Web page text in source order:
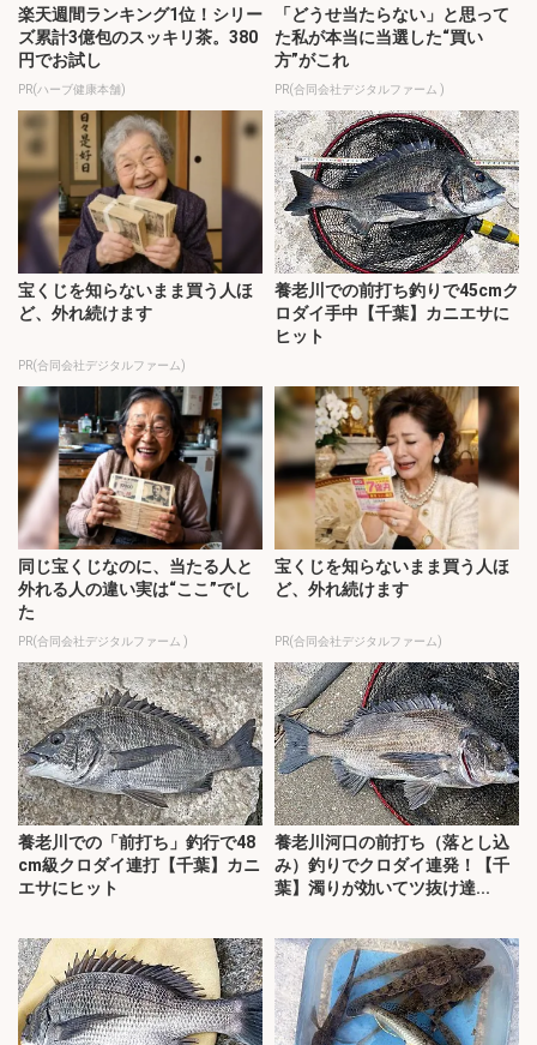
楽天週間ランキング1位！シリー
ズ累計3億包のスッキリ茶。380
円でお試し
PR(ハーブ健康本舗)
「どうせ当たらない」と思って
た私が本当に当選した“買い
方”がこれ
PR(合同会社デジタルファーム )
宝くじを知らないまま買う人ほ
ど、外れ続けます
PR(合同会社デジタルファーム)
養老川での前打ち釣りで45cmク
ロダイ手中【千葉】カニエサに
ヒット
同じ宝くじなのに、当たる人と
外れる人の違い実は“ここ”でし
た
PR(合同会社デジタルファーム )
宝くじを知らないまま買う人ほ
ど、外れ続けます
PR(合同会社デジタルファーム)
養老川での「前打ち」釣行で48
cm級クロダイ連打【千葉】カニ
エサにヒット
養老川河口の前打ち（落とし込
み）釣りでクロダイ連発！【千
葉】濁りが効いてツ抜け達...